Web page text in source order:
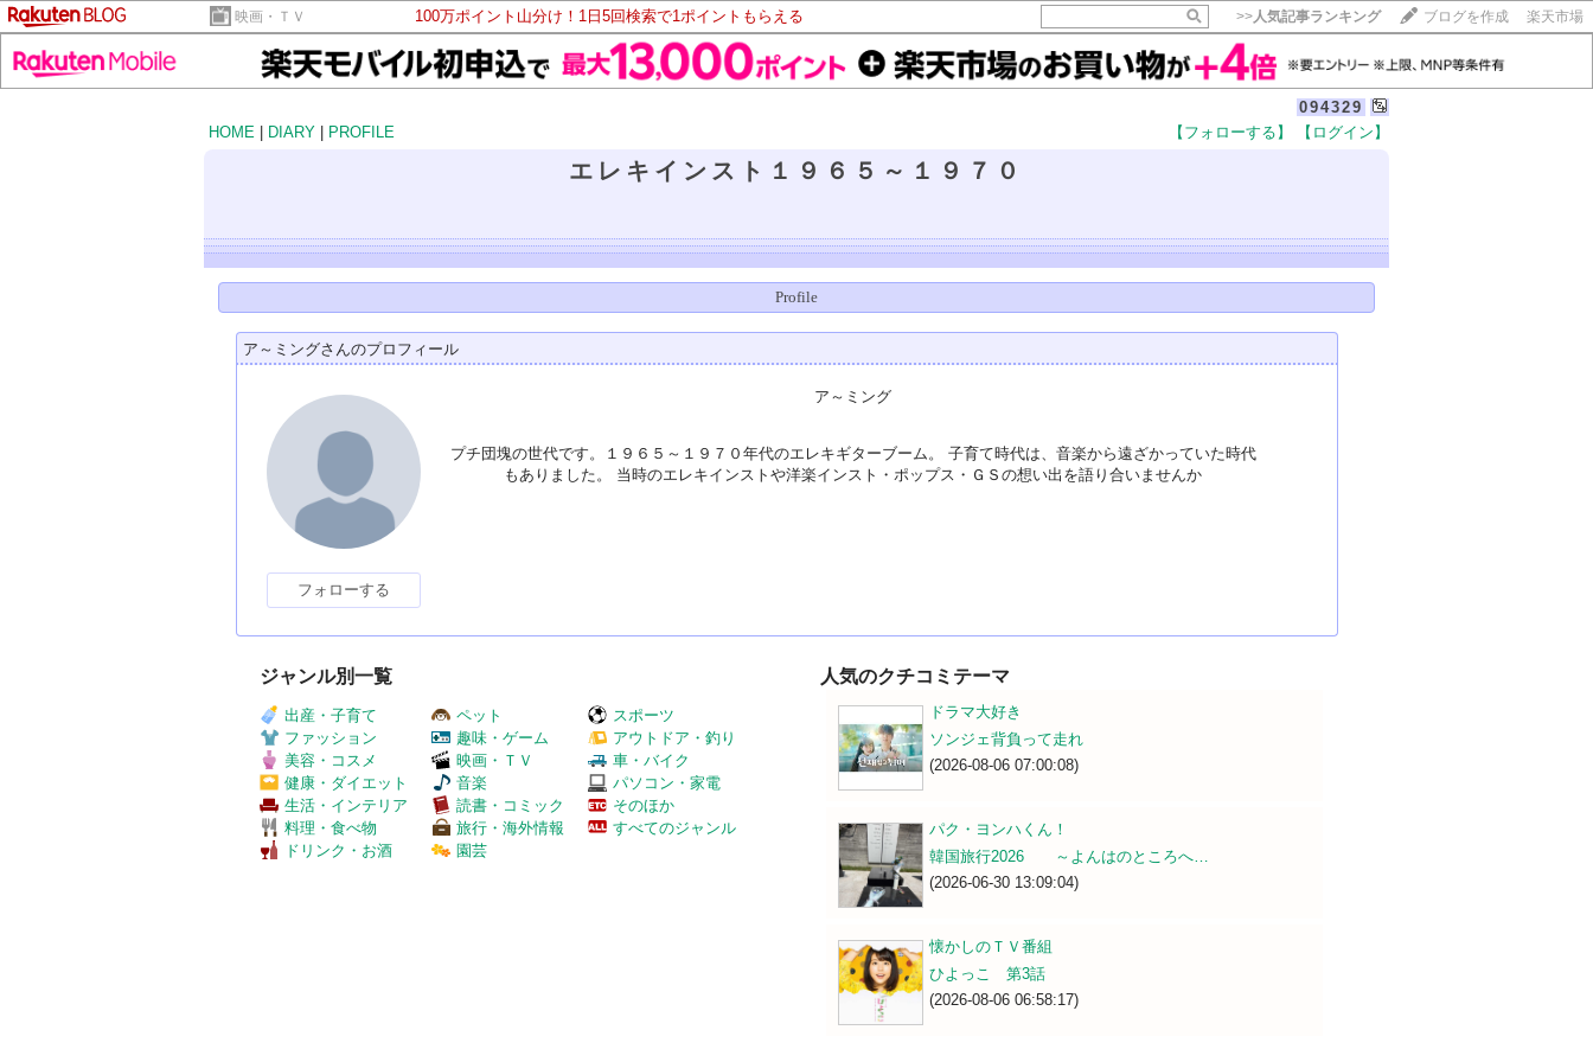
映画・ＴＶ 100万ポイント山分け！1日5回検索で1ポイントもらえる >>人気記事ランキング ブログを作成 楽天市場
094329
HOME
DIARY PROFILE 【フォローする】 【ログイン】
エレキインスト１９６５～１９７０
Profile
ア～ミングさんのプロフィール
フォローする
ア～ミング
プチ団塊の世代です。１９６５～１９７０年代のエレキギターブーム。 子育て時代は、音楽から遠ざかっていた時代
もありました。 当時のエレキインストや洋楽インスト・ポップス・ＧＳの想い出を語り合いませんか
ジャンル別一覧
出産・子育て
ファッション
美容・コスメ
健康・ダイエット
生活・インテリア
料理・食べ物
ドリンク・お酒
ペット
趣味・ゲーム
映画・ＴＶ
音楽
読書・コミック
旅行・海外情報
園芸
スポーツ
アウトドア・釣り
車・バイク
パソコン・家電
そのほか
すべてのジャンル
人気のクチコミテーマ
ドラマ大好き
ソンジェ背負って走れ
(2026-08-06 07:00:08)
パク・ヨンハくん！
韓国旅行2026 ～よんはのところへ…
(2026-06-30 13:09:04)
懐かしのＴＶ番組
ひよっこ 第3話
(2026-08-06 06:58:17)